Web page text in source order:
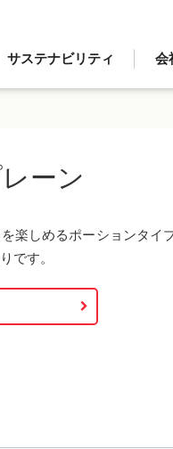
サステナビリティ 会
ーン
楽しめるポーションタイ
です。